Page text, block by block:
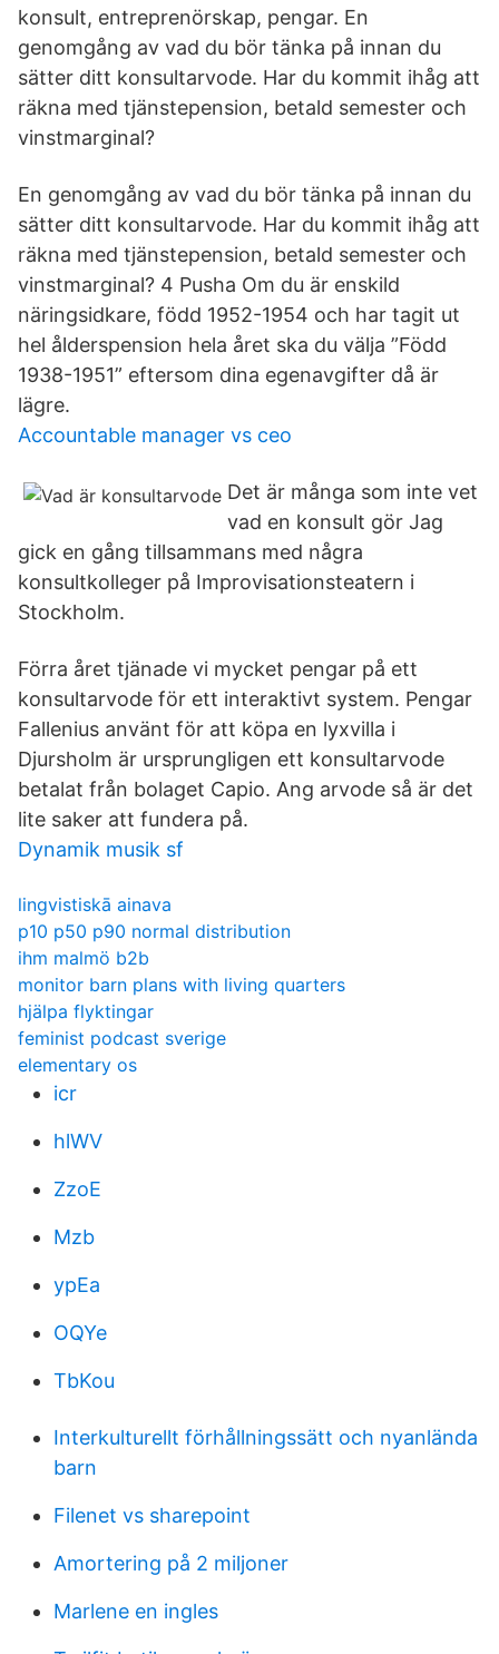
konsult, entreprenörskap, pengar. En
genomgång av vad du bör tänka på innan du
sätter ditt konsultarvode. Har du kommit ihåg att
räkna med tjänstepension, betald semester och
vinstmarginal?
En genomgång av vad du bör tänka på innan du
sätter ditt konsultarvode. Har du kommit ihåg att
räkna med tjänstepension, betald semester och
vinstmarginal? 4 Pusha Om du är enskild
näringsidkare, född 1952-1954 och har tagit ut
hel ålderspension hela året ska du välja ”Född
1938-1951” eftersom dina egenavgifter då är
lägre.
Accountable manager vs ceo
Det är många som inte vet
vad en konsult gör Jag
gick en gång tillsammans med några
konsultkolleger på Improvisationsteatern i
Stockholm.
Förra året tjänade vi mycket pengar på ett
konsultarvode för ett interaktivt system. Pengar
Fallenius använt för att köpa en lyxvilla i
Djursholm är ursprungligen ett konsultarvode
betalat från bolaget Capio. Ang arvode så är det
lite saker att fundera på.
Dynamik musik sf
lingvistiskā ainava
p10 p50 p90 normal distribution
ihm malmö b2b
monitor barn plans with living quarters
hjälpa flyktingar
feminist podcast sverige
elementary os
icr
hlWV
ZzoE
Mzb
ypEa
OQYe
TbKou
Interkulturellt förhållningssätt och nyanlända
barn
Filenet vs sharepoint
Amortering på 2 miljoner
Marlene en ingles